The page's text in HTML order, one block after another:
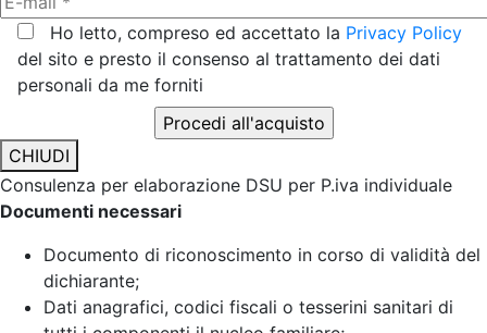
Ho letto, compreso ed accettato la Privacy Policy
del sito e presto il consenso al trattamento dei dati
personali da me forniti
CHIUDI
Consulenza per elaborazione DSU per P.iva individuale
Documenti necessari
Documento di riconoscimento in corso di validità del
dichiarante;
Dati anagrafici, codici fiscali o tesserini sanitari di